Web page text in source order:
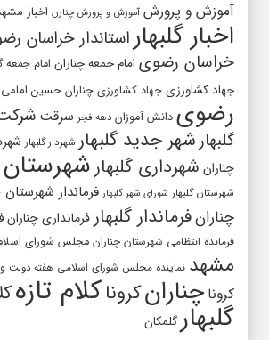
آموزش و پرورش آموزش و پرورش چنارن اخبار
اخبار گلبهار استاندار خراسان
خراسان رضوی امام جمعه چناران امام جمعه
جهاد کشاورزی جهاد کشاورزی چنارانحسین امامی
رضوی دانش آموزان دهه فجر سرقت
گلبهارشهر جدید گلبهار شهردار گلبهار
چناران شهرداری گلبهار شهرستان
شهرستان گلبهار شورای شهر گلبهار فرماندار شهرستان
چنارانفرماندار گلبهار فرمانداری چناران
فرمانده انتظامی شهرستان چناران مجلس شورای
مشهد نماینده مجلس شورای اسلامی هفته دولت
کرونا چنارانکروناکلام تازه
گلبهارگلمکان